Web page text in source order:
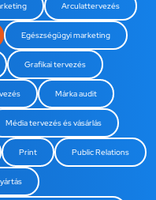
Arculattervezés
Egészségügyi marketing
Grafikai tervezés
Márka audit
Média tervezés és vásárlás
Print Public Relations